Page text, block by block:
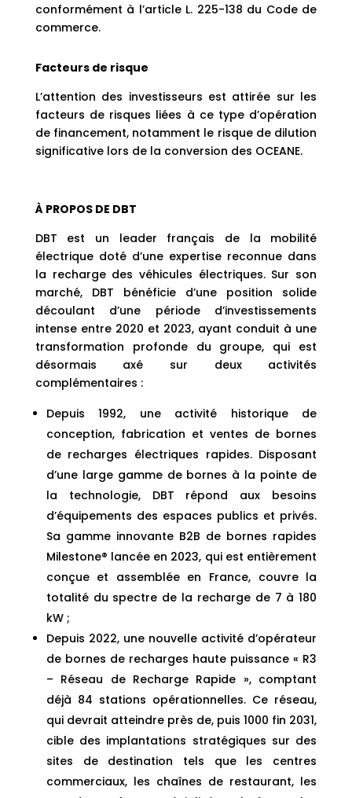
conformément à l’article L. 225-138 du Code de
commerce.
Facteurs de risque
L’attention des investisseurs est attirée sur les
facteurs de risques liées à ce type d’opération
de financement, notamment le risque de dilution
significative lors de la conversion des OCEANE.
À PROPOS DE DBT
DBT est un leader français de la mobilité
électrique doté d’une expertise reconnue dans
la recharge des véhicules électriques. Sur son
marché, DBT bénéficie d’une position solide
découlant d’une période d’investissements
intense entre 2020 et 2023, ayant conduit à une
transformation profonde du groupe, qui est
désormais axé sur deux activités
complémentaires :
Depuis 1992, une activité historique de
conception, fabrication et ventes de bornes
de recharges électriques rapides. Disposant
d’une large gamme de bornes à la pointe de
la technologie, DBT répond aux besoins
d’équipements des espaces publics et privés.
Sa gamme innovante B2B de bornes rapides
Milestone® lancée en 2023, qui est entièrement
conçue et assemblée en France, couvre la
totalité du spectre de la recharge de 7 à 180
kW ;
Depuis 2022, une nouvelle activité d’opérateur
de bornes de recharges haute puissance « R3
– Réseau de Recharge Rapide », comptant
déjà 84 stations opérationnelles. Ce réseau,
qui devrait atteindre près de, puis 1000 fin 2031,
cible des implantations stratégiques sur des
sites de destination tels que les centres
commerciaux, les chaînes de restaurant, les